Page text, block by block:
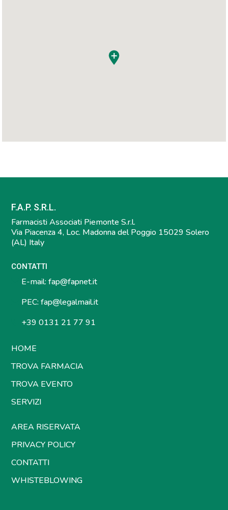
F.A.P. S.R.L.
Farmacisti Associati Piemonte S.r.l.
Via Piacenza 4, Loc. Madonna del Poggio 15029 Solero
(AL) Italy
CONTATTI
E-mail: fap@fapnet.it
PEC: fap@legalmail.it
+39 0131 21 77 91
HOME
TROVA FARMACIA
TROVA EVENTO
SERVIZI
AREA RISERVATA
PRIVACY POLICY
CONTATTI
WHISTEBLOWING